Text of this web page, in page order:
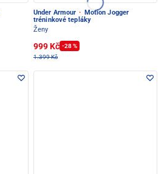
Under Armour ·
Motion Jogger
tréninkové tepláky
Ženy
999 Kč -28 %
1.399 Kč